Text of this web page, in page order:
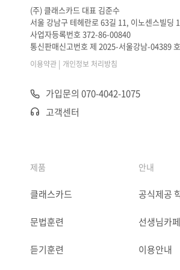
(주) 클래스카드 대표 김준수
서울 강남구 테헤란로 63길 11, 이노센스빌딩
사업자등록번호 372-86-00840
통신판매신고번호 제 2025-서울강남-04389 호
이용약관 | 개인정보 처리방침
가입문의 070-4042-1075
고객센터
제품
클래스카드
문법훈련
듣기훈련
안내
공식제공
선생님카페
이용안내